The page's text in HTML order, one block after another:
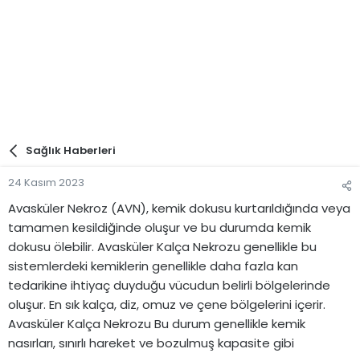
Sağlık Haberleri
24 Kasım 2023
Avasküler Nekroz (AVN), kemik dokusu kurtarıldığında veya
tamamen kesildiğinde oluşur ve bu durumda kemik
dokusu ölebilir. Avasküler Kalça Nekrozu genellikle bu
sistemlerdeki kemiklerin genellikle daha fazla kan
tedarikine ihtiyaç duyduğu vücudun belirli bölgelerinde
oluşur. En sık kalça, diz, omuz ve çene bölgelerini içerir.
Avasküler Kalça Nekrozu Bu durum genellikle kemik
nasırları, sınırlı hareket ve bozulmuş kapasite gibi